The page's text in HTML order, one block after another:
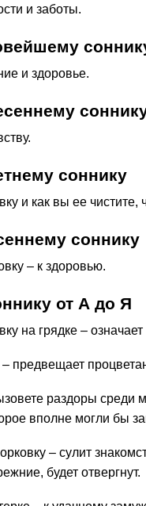
и заботы.
и здоровье.
соннику
и как вы ее
соннику
– к здоровью.
от А до Я
на грядке –
предвещает
раздоры среди
вполне могли бы
– сулит
будет отвергнут.